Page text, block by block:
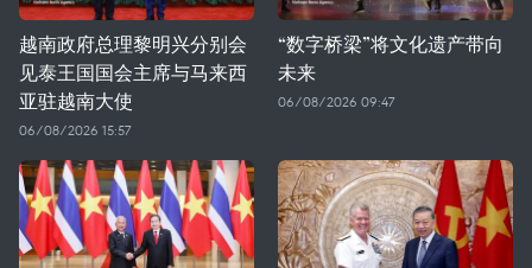
越南政府总理黎明兴分别会
见泰王国国会主席与马来西
亚驻越南大使
06/08/2026 15:57
“数字桥梁”将文化遗产带向
未来
06/08/2026 09:47